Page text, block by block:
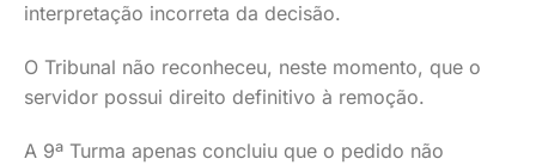
interpretação incorreta da decisão.
O Tribunal não reconheceu, neste momento, que o
servidor possui direito definitivo à remoção.
A 9ª Turma apenas concluiu que o pedido não